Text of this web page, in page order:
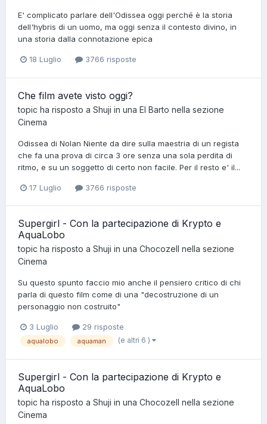
E' complicato parlare dell'Odissea oggi perché è la storia
dell'hybris di un uomo, ma oggi senza il contesto divino, in
una storia dalla connotazione epica
18 Luglio 3766 risposte
Che film avete visto oggi?
topic ha risposto a Shuji in una El Barto nella sezione
Cinema
Odissea di Nolan Niente da dire sulla maestria di un regista
che fa una prova di circa 3 ore senza una sola perdita di
ritmo, e su un soggetto di certo non facile. Per il resto e' il...
17 Luglio 3766 risposte
Supergirl - Con la partecipazione di Krypto e
AquaLobo
topic ha risposto a Shuji in una Chocozell nella sezione
Cinema
Su questo spunto faccio mio anche il pensiero critico di chi
parla di questo film come di una "decostruzione di un
personaggio non costruito"
3 Luglio 29 risposte
aqualobo aquaman (e altri 6 )
Supergirl - Con la partecipazione di Krypto e
AquaLobo
topic ha risposto a Shuji in una Chocozell nella sezione
Cinema